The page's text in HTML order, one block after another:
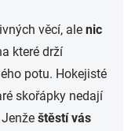
věcí, ale nic
které drží
potu. Hokejisté
skořápky nedají
štěstí vás